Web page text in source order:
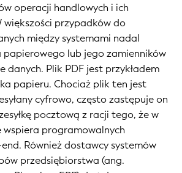
operacji handlowych i ich
większości przypadków do
między systemami nadal
papierowego lub jego zamienników
danych. Plik PDF jest przykładem
papieru. Chociaż plik ten jest
cyfrowo, często zastępuje on
pocztową z racji tego, że w
wspiera programowalnych
Również dostawcy systemów
przedsiębiorstwa (ang.